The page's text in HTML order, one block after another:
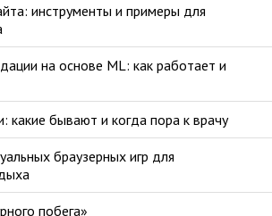
инструменты и примеры для
на основе ML: как работает и
какие бывают и когда пора к врачу
браузерных игр для
побега»